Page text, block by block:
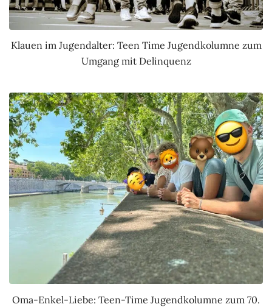
Klauen im Jugendalter: Teen Time Jugendkolumne zum
Umgang mit Delinquenz
Oma-Enkel-Liebe: Teen-Time Jugendkolumne zum 70.